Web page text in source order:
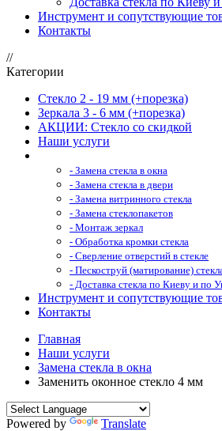
Инструмент и сопутствующие
Контакты
//
Категории
Стекло 2 - 19 мм (+порезка)
Зеркала 3 - 6 мм (+порезка)
АКЦИИ: Стекло со скидкой
Наши услуги
- Замена стекла в окна
- Замена стекла в двери
- Замена витринного стекла
- Замена стеклопакетов
- Монтаж зеркал
- Обработка кромки стекла
- Сверление отверстий в стекле
- Пескоструй (матирование)
- Доставка стекла по Киеву и по
Инструмент и сопутствующие
Контакты
Главная
Наши услуги
Замена стекла в окна
Заменить оконное стекло 4 мм
Powered by Translate